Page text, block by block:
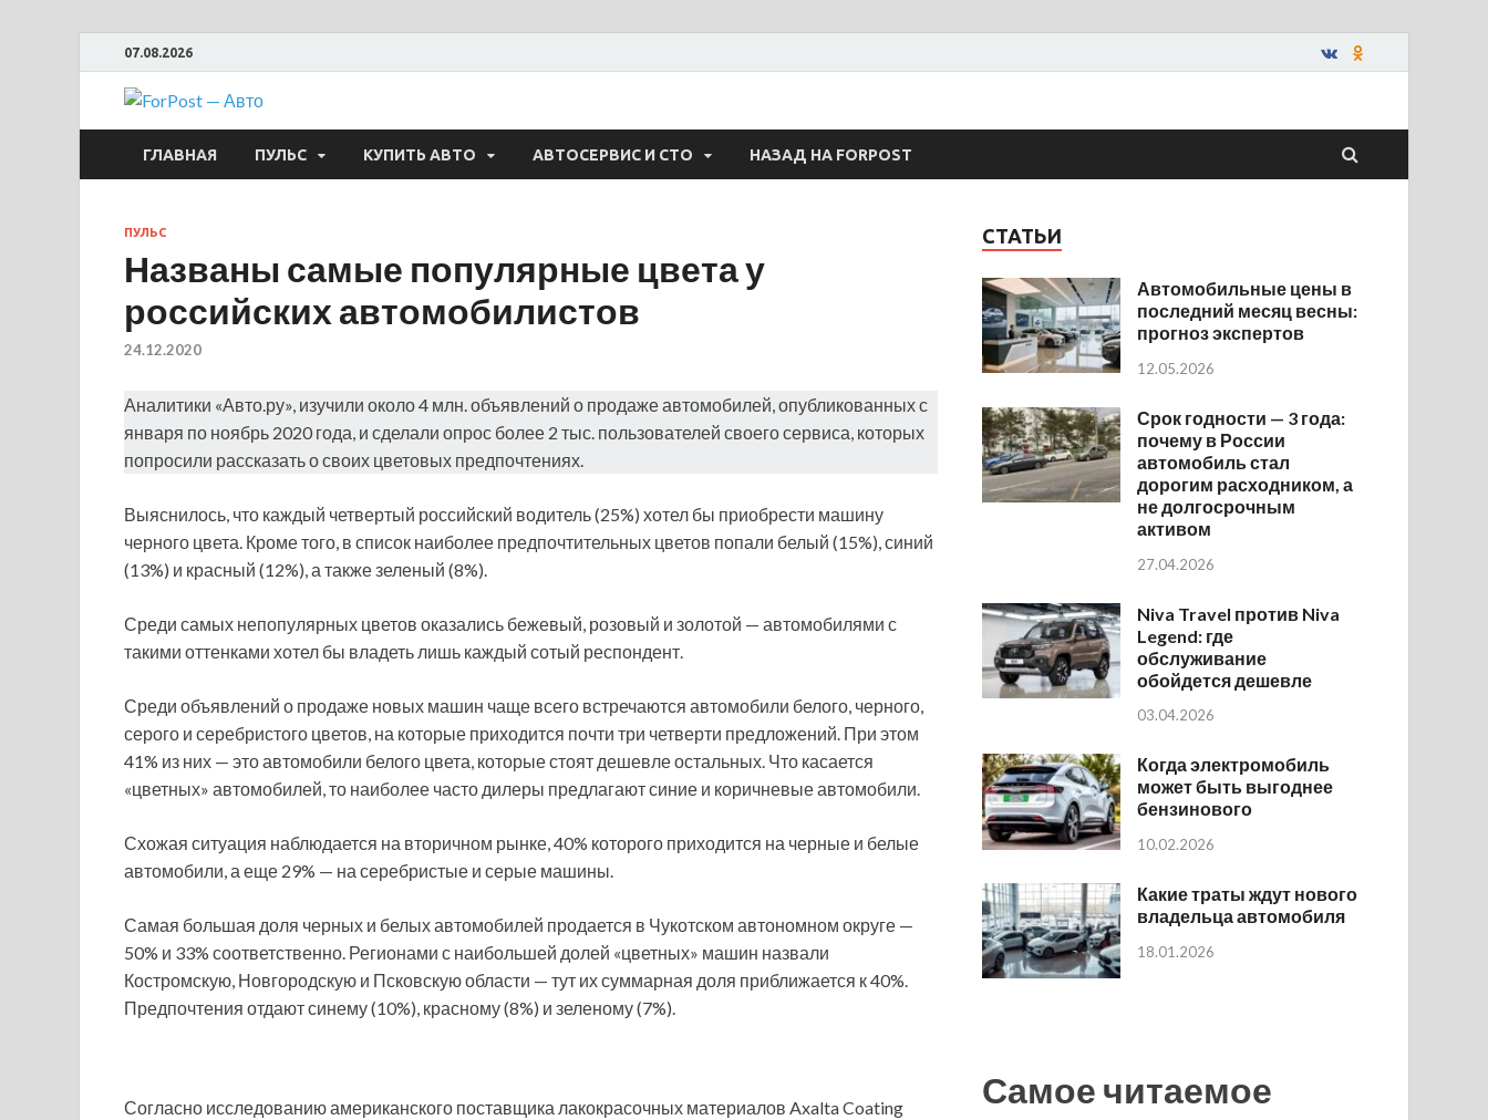
07.08.2026
ForPost — Авто
ГЛАВНАЯ ПУЛЬС КУПИТЬ АВТО АВТОСЕРВИС И СТО НАЗАД НА FORPOST
ПУЛЬС
Названы самые популярные цвета у
российских автомобилистов
24.12.2020
Аналитики «Авто.ру», изучили около 4 млн. объявлений о продаже автомобилей, опубликованных с
января по ноябрь 2020 года, и сделали опрос более 2 тыс. пользователей своего сервиса, которых
попросили рассказать о своих цветовых предпочтениях.
Выяснилось, что каждый четвертый российский водитель (25%) хотел бы приобрести машину
черного цвета. Кроме того, в список наиболее предпочтительных цветов попали белый (15%), синий
(13%) и красный (12%), а также зеленый (8%).
Среди самых непопулярных цветов оказались бежевый, розовый и золотой — автомобилями с
такими оттенками хотел бы владеть лишь каждый сотый респондент.
Среди объявлений о продаже новых машин чаще всего встречаются автомобили белого, черного,
серого и серебристого цветов, на которые приходится почти три четверти предложений. При этом
41% из них — это автомобили белого цвета, которые стоят дешевле остальных. Что касается
«цветных» автомобилей, то наиболее часто дилеры предлагают синие и коричневые автомобили.
Схожая ситуация наблюдается на вторичном рынке, 40% которого приходится на черные и белые
автомобили, а еще 29% — на серебристые и серые машины.
Самая большая доля черных и белых автомобилей продается в Чукотском автономном округе —
50% и 33% соответственно. Регионами с наибольшей долей «цветных» машин назвали
Костромскую, Новгородскую и Псковскую области — тут их суммарная доля приближается к 40%.
Предпочтения отдают синему (10%), красному (8%) и зеленому (7%).
Согласно исследованию американского поставщика лакокрасочных материалов Axalta Coating
СТАТЬИ
Автомобильные цены в
последний месяц весны:
прогноз экспертов
12.05.2026
Срок годности — 3 года:
почему в России
автомобиль стал
дорогим расходником, а
не долгосрочным
активом
27.04.2026
Niva Travel против Niva
Legend: где
обслуживание
обойдется дешевле
03.04.2026
Когда электромобиль
может быть выгоднее
бензинового
10.02.2026
Какие траты ждут нового
владельца автомобиля
18.01.2026
Самое читаемое